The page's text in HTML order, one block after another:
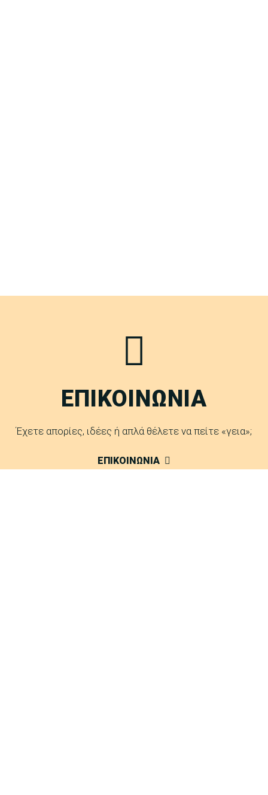
ΕΠΙΚΟΙΝΩΝΙΑ
Έχετε απορίες, ιδέες ή απλά θέλετε να πείτε «γεια»;
ΕΠΙΚΟΙΝΩΝΙΑ